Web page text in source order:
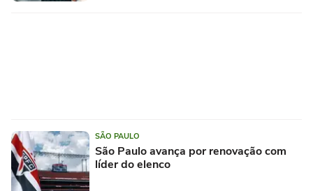
SÃO PAULO
São Paulo avança por renovação com
líder do elenco